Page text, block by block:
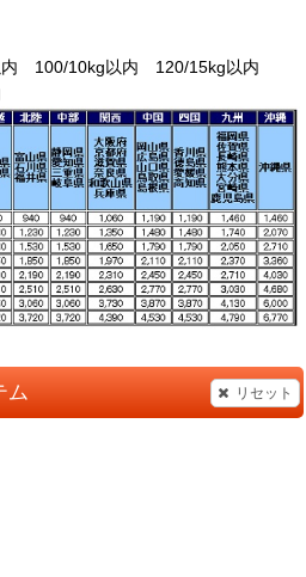
内 100/10kg以内 120/15kg以内
ム リセット